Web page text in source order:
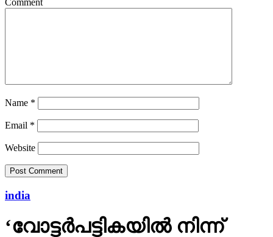
Name*
Email *
Website
india
‘വോട്ടര്‍പട്ടികയില്‍ നിന്ന്
എങ്ങെനെ ആളുകളെ